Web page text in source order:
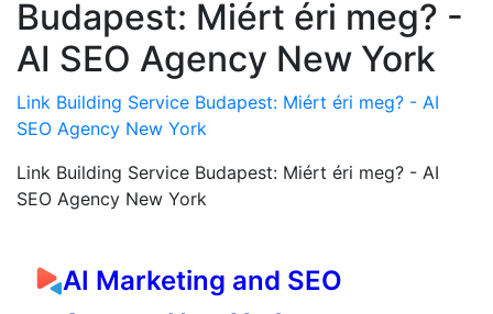
Budapest: Miért éri meg? -
AI SEO Agency New York
Link Building Service Budapest: Miért éri meg? - AI
SEO Agency New York
Link Building Service Budapest: Miért éri meg? - AI
SEO Agency New York